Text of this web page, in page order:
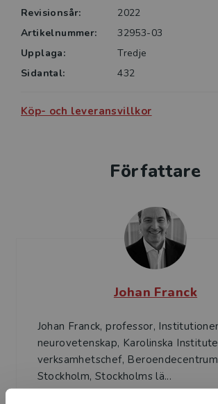
Revisionsår:
2022
Artikelnummer:
32953-03
Upplaga:
Tredje
Sidantal:
432
Köp- och leveransvillkor
Författare
Johan Franck
Johan Franck, professor,
neurovetenskap, Karolinska
verksamhetschef, Beroendecentrum
Stockholm, Stockholms lä...